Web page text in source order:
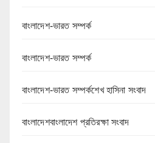
বাংলাদেশ-ভারত সম্পর্ক
বাংলাদেশ-ভারত সম্পর্ক
বাংলাদেশ-ভারত সম্পর্কশেখ হাসিনা সংবাদ
বাংলাদেশবাংলাদেশ প্রতিরক্ষা সংবাদ